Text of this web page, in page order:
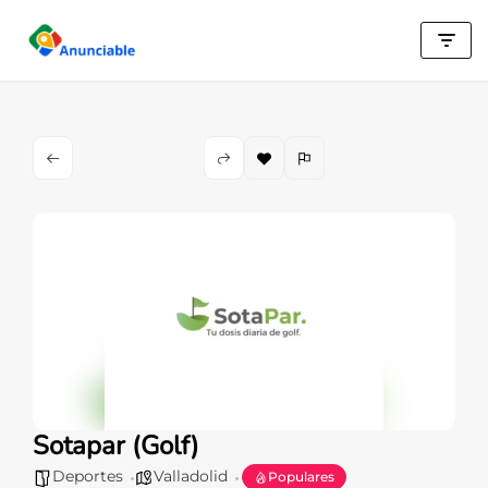
Saltar
Sotapar (Golf)
Deportes Valladolid Populares